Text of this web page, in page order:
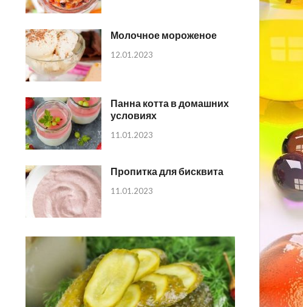
Молочное мороженое
12.01.2023
Панна котта в домашних
условиях
11.01.2023
Пропитка для бисквита
11.01.2023